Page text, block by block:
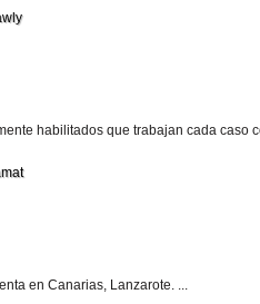
habilitados que trabajan cada caso
en Canarias, Lanzarote. ...